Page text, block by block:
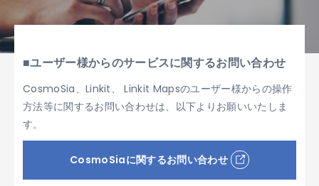
■ユーザー様からのサービスに関するお問い合わせ
CosmoSia、Linkit、 Linkit Mapsのユーザー様からの操作
方法等に関するお問い合わせは、以下よりお願いいたしま
す。
CosmoSiaに関するお問い合わせ